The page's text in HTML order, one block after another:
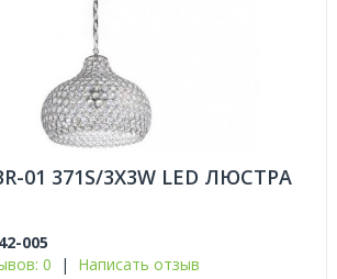
01 371S/3X3W LED ЛЮСТРА
005
0 | Написать отзыв